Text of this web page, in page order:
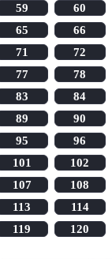
59
60
65
66
71
72
77
78
83
84
89
90
95
96
101
102
107
108
113
114
119
120